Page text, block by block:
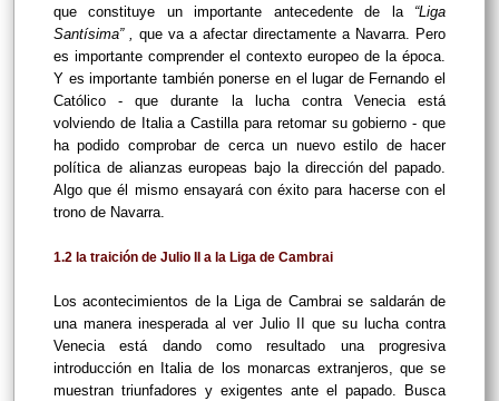
que constituye un importante antecedente de la “Liga
Santísima” , que va a afectar directamente a Navarra. Pero
es importante comprender el contexto europeo de la época.
Y es importante también ponerse en el lugar de Fernando el
Católico - que durante la lucha contra Venecia está
volviendo de Italia a Castilla para retomar su gobierno - que
ha podido comprobar de cerca un nuevo estilo de hacer
política de alianzas europeas bajo la dirección del papado.
Algo que él mismo ensayará con éxito para hacerse con el
trono de Navarra.
1.2 la traición de Julio II a la Liga de Cambrai
Los acontecimientos de la Liga de Cambrai se saldarán de
una manera inesperada al ver Julio II que su lucha contra
Venecia está dando como resultado una progresiva
introducción en Italia de los monarcas extranjeros, que se
muestran triunfadores y exigentes ante el papado. Busca